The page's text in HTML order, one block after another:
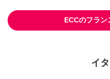
ECCのフラン
イ